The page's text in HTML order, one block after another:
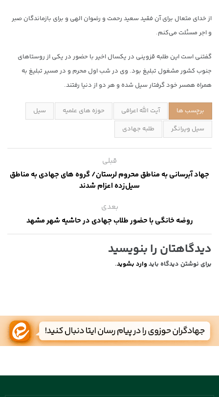
از خدای متعال برای آن فقید سعید رحمت و رضوان الهی و برای بازماندگان صبر
و اجر مسئلت می‌کنم.
گفتنی است این طلبه قزوینی در یکسال اخیر با حضور در یکی از روستاهای
جنوب کشور مشغول تبلیغ بود. وی در شب اول محرم و در مسیر تبلیغ به
همراه همسر خود گرفتار سیل شده و هر دو از دنیا رفتند.
برچسب ها آیت الله اعرافی حوزه های علمیه
سیل
سیل ویرانگر
طلبه جهادی
قبلی
جهاد آبرسانی به مناطق محروم لرستان/ گروه های جهادی به مناطق
سیل‌زده اعزام شدند
بعدی
روضه خانگی با حضور طلاب جهادی در حاشیه شهر مشهد
دیدگاهتان را بنویسید
برای نوشتن دیدگاه باید وارد بشوید.